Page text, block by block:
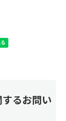
るお問い